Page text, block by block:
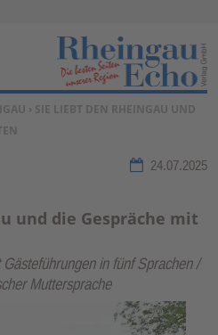
springen ↓
› SIE LIEBT DEN RHEINGAU UND
24.07.2025
und die Gespräche mit
in fünf Sprachen /
Muttersprache